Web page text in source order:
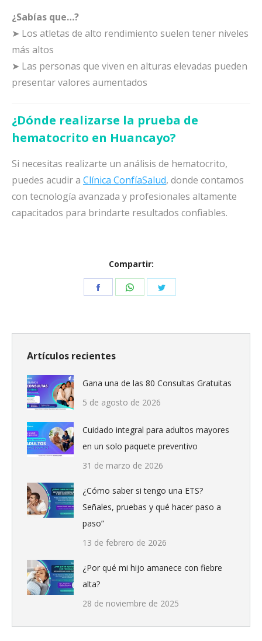
¿Sabías que…?
➤ Los atletas de alto rendimiento suelen tener niveles
más altos
➤ Las personas que viven en alturas elevadas pueden
presentar valores aumentados
¿Dónde realizarse la prueba de
hematocrito en Huancayo?
Si necesitas realizarte un análisis de hematocrito,
puedes acudir a Clínica ConfíaSalud, donde contamos
con tecnología avanzada y profesionales altamente
capacitados para brindarte resultados confiables.
Compartir:
Share
Share
Artículos recientes
Gana una de las 80 Consultas Gratuitas
5 de agosto de 2026
Cuidado integral para adultos mayores
en un solo paquete preventivo
31 de marzo de 2026
¿Cómo saber si tengo una ETS?
Señales, pruebas y qué hacer paso a
paso”
13 de febrero de 2026
¿Por qué mi hijo amanece con fiebre
alta?
28 de noviembre de 2025